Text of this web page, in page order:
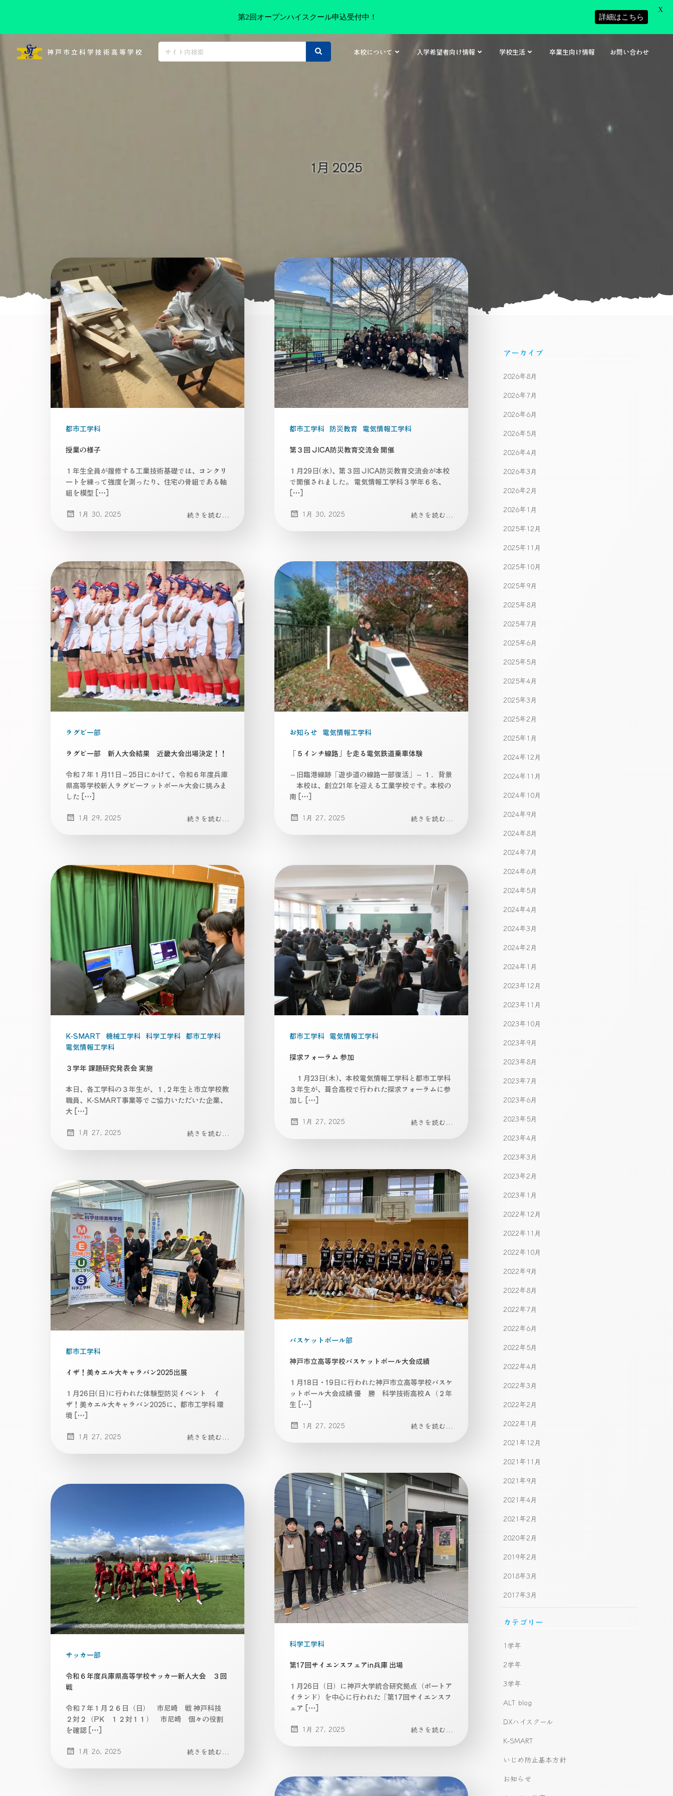
神戸市立科学技術高等学校 本校について 入学希望者向け情報 学校生活 卒業生向け情報 お問い合わせ
1月 2025
都市工学科
授業の様子
１年生全員が履修する工業技術基礎では、コンクリ
ートを練って強度を測ったり、住宅の骨組である軸
組を模型 […]
1月 30, 2025 続きを読む...
都市工学科 防災教育 電気情報工学科
第３回 JICA防災教育交流会 開催
１月29日(水)、第３回 JICA防災教育交流会が本校
で開催されました。 電気情報工学科３学年６名、
[…]
1月 30, 2025 続きを読む...
ラグビー部
ラグビー部 新人大会結果 近畿大会出場決定！！
令和７年１月11日～25日にかけて、令和６年度兵庫
県高等学校新人ラグビーフットボール大会に挑みま
した […]
1月 29, 2025 続きを読む...
お知らせ 電気情報工学科
「５インチ線路」を走る電気鉄道乗車体験
～旧臨港線跡「遊歩道の線路一部復活」～ １．背景
本校は、創立21年を迎える工業学校です。本校の
南 […]
1月 27, 2025 続きを読む...
K-SMART 機械工学科 科学工学科 都市工学科
電気情報工学科
３学年 課題研究発表会 実施
本日、各工学科の３年生が、１,２年生と市立学校教
職員、K-SMART事業等でご協力いただいた企業、
大 […]
1月 27, 2025 続きを読む...
都市工学科 電気情報工学科
探求フォーラム 参加
１月23日(木)、本校電気情報工学科と都市工学科
３年生が、葺合高校で行われた探求フォーラムに参
加し […]
1月 27, 2025 続きを読む...
バスケットボール部
神戸市立高等学校バスケットボール大会成績
１月18日・19日に行われた神戸市立高等学校バスケ
ットボール大会成績 優 勝 科学技術高校Ａ（２年
生 […]
1月 27, 2025 続きを読む...
都市工学科
イザ！美カエル大キャラバン2025出展
１月26日(日)に行われた体験型防災イベント イ
ザ！美カエル大キャラバン2025に、都市工学科 環
境 […]
1月 27, 2025 続きを読む...
科学工学科
第17回サイエンスフェアin兵庫 出場
１月26日（日）に神戸大学統合研究拠点（ポートア
イランド）を中心に行われた「第17回サイエンスフ
ェア […]
1月 27, 2025 続きを読む...
サッカー部
令和６年度兵庫県高等学校サッカー新人大会 ３回
戦
令和７年１月２６日（日） 市尼崎 戦 神戸科技
２対２（PK １２対１１） 市尼崎 個々の役割
を確認 […]
1月 26, 2025 続きを読む...
アーカイブ
2026年8月
2026年7月
2026年6月
2026年5月
2026年4月
2026年3月
2026年2月
2026年1月
2025年12月
2025年11月
2025年10月
2025年9月
2025年8月
2025年7月
2025年6月
2025年5月
2025年4月
2025年3月
2025年2月
2025年1月
2024年12月
2024年11月
2024年10月
2024年9月
2024年8月
2024年7月
2024年6月
2024年5月
2024年4月
2024年3月
2024年2月
2024年1月
2023年12月
2023年11月
2023年10月
2023年9月
2023年8月
2023年7月
2023年6月
2023年5月
2023年4月
2023年3月
2023年2月
2023年1月
2022年12月
2022年11月
2022年10月
2022年9月
2022年8月
2022年7月
2022年6月
2022年5月
2022年4月
2022年3月
2022年2月
2022年1月
2021年12月
2021年11月
2021年9月
2021年4月
2021年2月
2020年2月
2019年2月
2018年3月
2017年3月
カテゴリー
1学年
2学年
3学年
ALT blog
DXハイスクール
K-SMART
いじめ防止基本方針
お知らせ
第2回オープンハイスクール申込受付中！ 詳細はこちら
X